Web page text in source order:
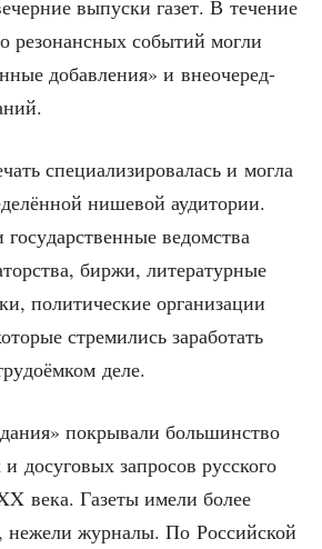
выпус­ки газет. В тече­ние
резо­нанс­ных собы­тий мог­ли
добав­ле­ния» и вне­оче­ред­
спе­ци­а­ли­зи­ро­ва­лась и мог­ла
нише­вой ауди­то­рии.
ведом­ства
бир­жи, лите­ра­тур­ные
поли­ти­че­ские орга­ни­за­ции
стре­ми­лись зара­бо­тать
деле.
покры­ва­ли боль­шин­ство
досу­го­вых запро­сов рус­ско­го
века. Газе­ты име­ли более
неже­ли жур­на­лы. По Рос­сий­ской